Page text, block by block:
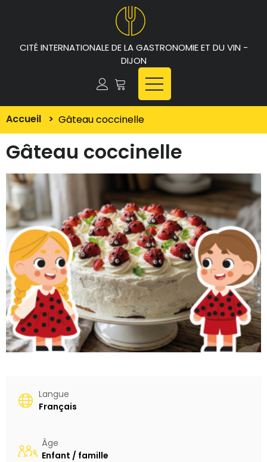
CITÉ INTERNATIONALE DE LA GASTRONOMIE ET DU VIN -
DIJON
Accueil > Gâteau coccinelle
Gâteau coccinelle
Langue
Français
Âge
Enfant / famille